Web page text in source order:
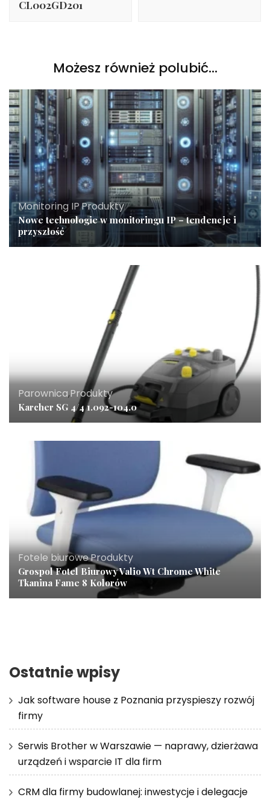
CL002GD201
Możesz również polubić…
Monitoring IP,Produkty
Nowe technologie w monitoringu IP – tendencje i
przyszłość
Parownica,Produkty
Karcher SG 4/4 1.092-104.0
Fotele biurowe,Produkty
Grospol Fotel Biurowy Valio Wt Chrome White
Tkanina Fame 8 Kolorów
Ostatnie wpisy
Jak software house z Poznania przyspieszy rozwój
firmy
Serwis Brother w Warszawie — naprawy, dzierżawa
urządzeń i wsparcie IT dla firm
CRM dla firmy budowlanej: inwestycje i delegacje